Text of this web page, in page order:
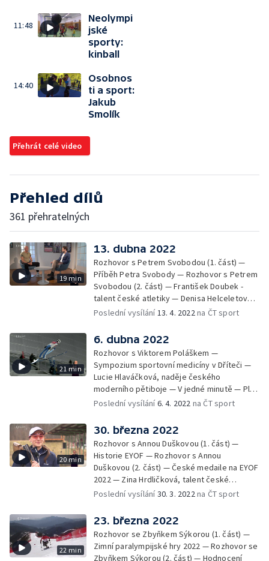
11:48
Neolympi
jské
sporty:
kinball
14:40
Osobnos
ti a sport:
Jakub
Smolík
Přehrát celé video
Přehled dílů
361 přehratelných
19 min
13. dubna 2022
Rozhovor s Petrem Svobodou (1. část) —
Příběh Petra Svobody — Rozhovor s Petrem
Svobodou (2. část) — František Doubek -
talent české atletiky — Denisa Helceletová -
halová mistryně Evropy 2011 — David
V jedné minutě
Poslední vysílání 13. 4. 2022 na ČT sport
21 min
6. dubna 2022
Rozhovor s Viktorem Poláškem —
Sympozium sportovní medicíny v Dříteči —
Lucie Hlaváčková, naděje českého
moderního pětiboje — V jedné minutě — Ples
českého klubu olympioniků — MČR
sítě
Poslední vysílání6. 4. 2022 na ČT sport
20 min
30. března 2022
Rozhovor s Annou Duškovou (1. část) —
Historie EYOF — Rozhovor s Annou
Duškovou (2. část) — České medaile na EYOF
2022 — Zina Hrdličková, talent české
sportovní střelby — Život s cukrovkou — V
Poslední vysílání30. 3. 2022 na ČT sport
22 min
23. března 2022
Rozhovor se Zbyňkem Sýkorou (1. část) —
Zimní paralympijské hry 2022 — Rozhovor se
Zbyňkem Sýkorou (2. část) — Hodnocení